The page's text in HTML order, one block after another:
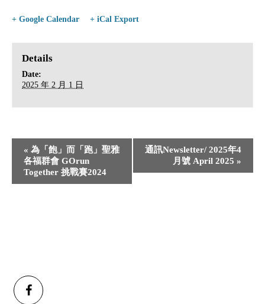
+ Google Calendar + iCal Export
Details
Date:
2025 年 2 月 1 日
« 為「飽」而「跑」聖雅
各福群會 GOrun
Together 挑戰賽2024
通訊Newsletter/ 2025年4
⽉號 April 2025 »